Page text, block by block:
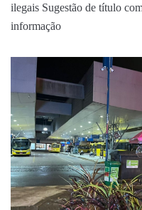
ilegais Sugestão de título
informação